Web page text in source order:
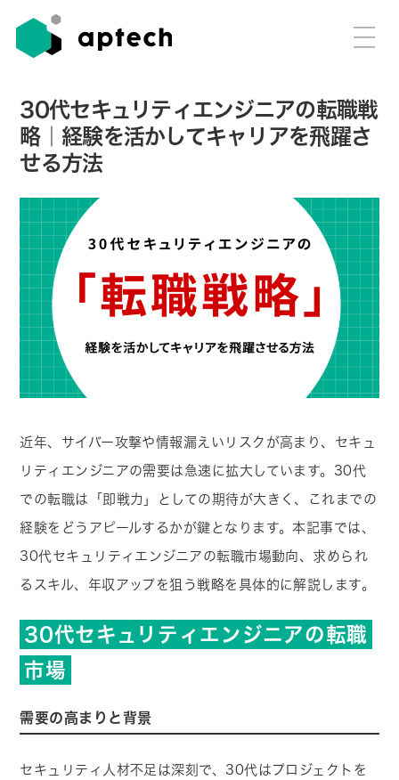
30代セキュリティエンジニアの転職戦
略｜経験を活かしてキャリアを飛躍さ
せる方法
近年、サイバー攻撃や情報漏えいリスクが高まり、セキュ
リティエンジニアの需要は急速に拡大しています。30代
での転職は「即戦力」としての期待が大きく、これまでの
経験をどうアピールするかが鍵となります。本記事では、
30代セキュリティエンジニアの転職市場動向、求められ
るスキル、年収アップを狙う戦略を具体的に解説します。
30代セキュリティエンジニアの転職
市場
需要の高まりと背景
セキュリティ人材不足は深刻で、30代はプロジェクトを